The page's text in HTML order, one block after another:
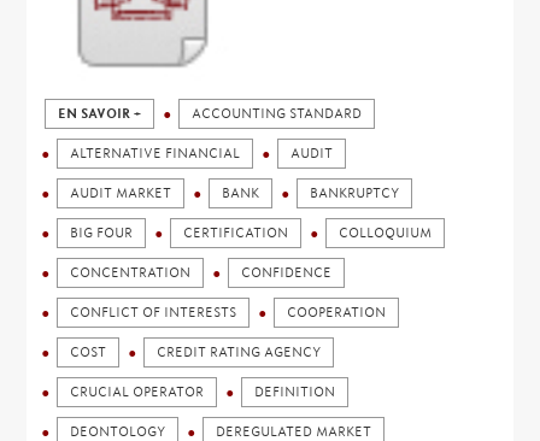
EN SAVOIR + ACCOUNTING STANDARD
ALTERNATIVE FINANCIAL AUDIT
AUDIT MARKET BANK BANKRUPTCY
BIG FOUR CERTIFICATION COLLOQUIUM
CONCENTRATION CONFIDENCE
CONFLICT OF INTERESTS COOPERATION
COST CREDIT RATING AGENCY
CRUCIAL OPERATOR DEFINITION
DEONTOLOGY DEREGULATED MARKET